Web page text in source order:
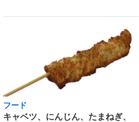
フード
キャベツ、にんじん、たまねぎ、